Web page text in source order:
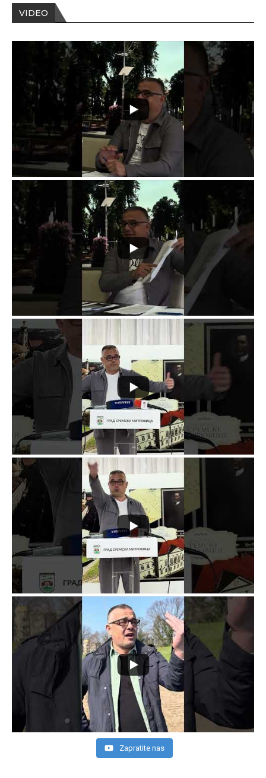
VIDEO
Zapratite nas